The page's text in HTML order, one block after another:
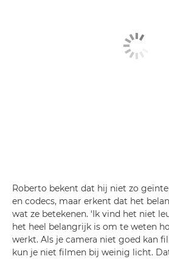
Roberto bekent dat hij niet zo
en codecs, maar erkent dat het
wat ze betekenen. ‘Ik vind het niet
het heel belangrijk is om te weten
werkt. Als je camera niet goed kan
kun je niet filmen bij weinig licht.